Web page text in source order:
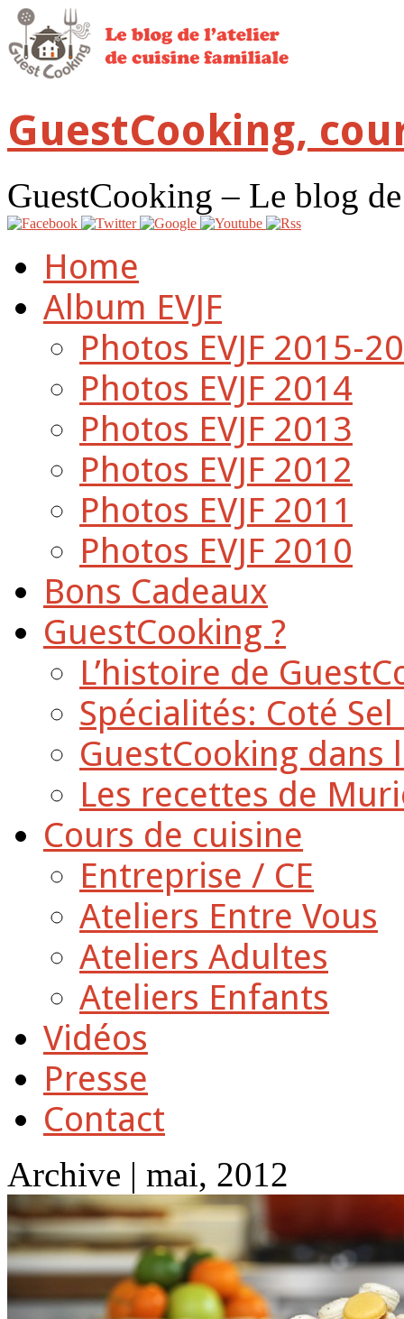
GuestCooking,
GuestCooking – Le blog
Home
Album EVJF
Photos EVJF 2015-
Photos EVJF 2014
Photos EVJF 2013
Photos EVJF 2012
Photos EVJF 2011
Photos EVJF 2010
Bons Cadeaux
GuestCooking ?
L’histoire de
Spécialités: Coté
GuestCooking dans
Les recettes de
Cours de cuisine
Entreprise / CE
Ateliers Entre Vous
Ateliers Adultes
Ateliers Enfants
Vidéos
Presse
Contact
Archive | mai, 2012